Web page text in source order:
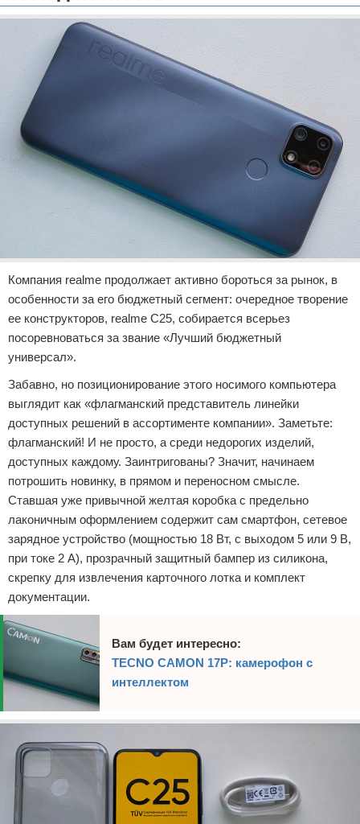
Разное
Право
Отказ от ответственности
Компания realme продолжает активно бороться за рынок, в
особенности за его бюджетный сегмент: очередное творение
ее конструкторов, realme C25, собирается всерьез
посоревноваться за звание «Лучший бюджетный
универсал».
Забавно, но позиционирование этого носимого компьютера
выглядит как «флагманский представитель линейки
доступных решений в ассортименте компании». Заметьте:
флагманский! И не просто, а среди недорогих изделий,
доступных каждому. Заинтригованы? Значит, начинаем
потрошить новинку, в прямом и переносном смысле.
Ставшая уже привычной желтая коробка с предельно
лаконичным оформлением содержит сам смартфон, сетевое
зарядное устройство (мощностью 18 Вт, с выходом 5 или 9 В,
при токе 2 А), прозрачный защитный бампер из силикона,
скрепку для извлечения карточного лотка и комплект
документации.
Вам будет интересно:
TECNO CAMON 17P: камерофон с
интеллектом